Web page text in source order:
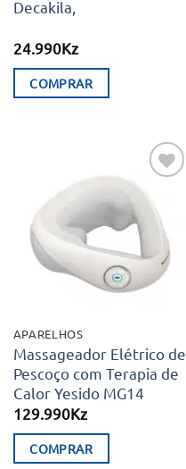
Decakila,
24.990Kz
COMPRAR
Adicionar
aos meus
desejos
APARELHOS
Massageador Elétrico de
Pescoço com Terapia de
Calor Yesido MG14
129.990Kz
COMPRAR